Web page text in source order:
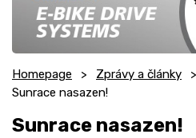
Homepage Zprávy a články
Sunrace nasazen!
Sunrace nasazen!